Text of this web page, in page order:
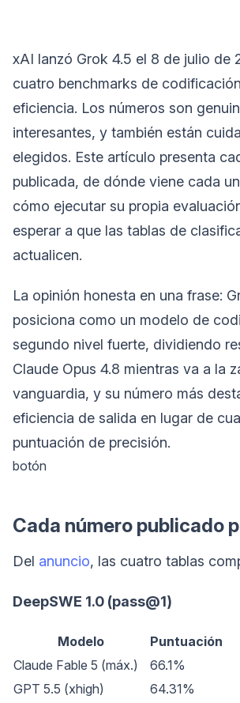
xAI lanzó Grok 4.5 el 8 de julio de
cuatro benchmarks de
eficiencia. Los números son
interesantes, y también están
elegidos. Este artículo presenta
publicada, de dónde viene cada
cómo ejecutar su propia
esperar a que las tablas de
actualicen.
La opinión honesta en una frase:
posiciona como un modelo de
segundo nivel fuerte, dividiendo
Claude Opus 4.8 mientras va a la
vanguardia, y su número más
eficiencia de salida en lugar de
puntuación de precisión.
botón
Cada número publicado
Del anuncio, las cuatro tablas
DeepSWE 1.0 (pass@1)
Modelo
Puntuación
Claude Fable 5 (máx.)
66.1%
GPT 5.5 (xhigh)
64.31%